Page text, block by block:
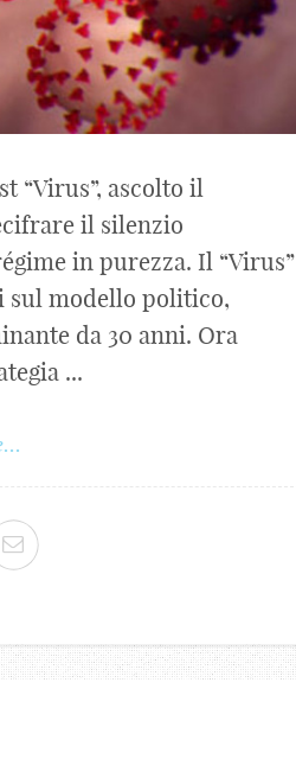
“Virus”, ascolto il
il silenzio
in purezza. Il “Virus”
sul modello politico,
da 30 anni. Ora
...